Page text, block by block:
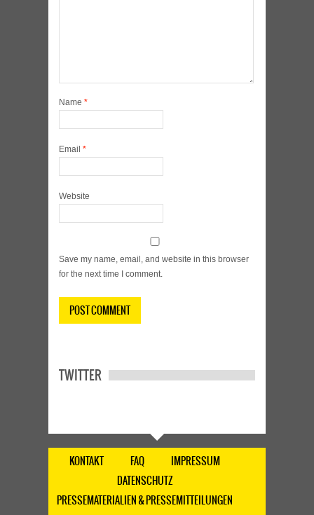
Name *
Email *
Website
Save my name, email, and website in this browser
for the next time I comment.
TWITTER
KONTAKT FAQ
IMPRESSUM
DATENSCHUTZ
PRESSEMATERIALIEN & PRESSEMITTEILUNGEN